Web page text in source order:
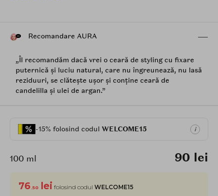
Recomandare AURA
„Îl recomandăm dacă vrei o ceară de styling cu fixare
puternică și luciu natural, care nu îngreunează, nu lasă
reziduuri, se clătește ușor și conține ceară de
candelilla și ulei de argan.”
-15% folosind codul WELCOME15 i
100 ml 90 lei
76 .50 lei folosind codul WELCOME15